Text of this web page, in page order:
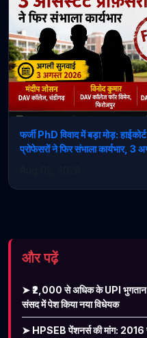
फर्जी PhD विवाद में बड़ा मोड़:
प्रोफेसरों ने फिर संभाला कार्यभार, 3
और पढ़ें
➤ ₹2,000 से अधिक के UPI भुगतान
संसद में पेश किया नया विधेयक
➤ HPSEB पेंशनर्स की मांग: 2016